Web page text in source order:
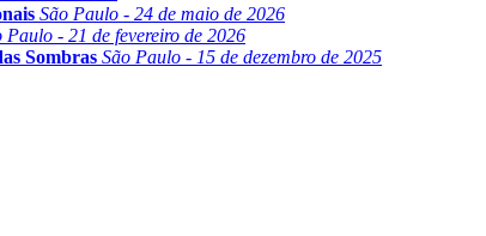
São Paulo - 24 de maio de 2026
Paulo - 21 de fevereiro de 2026
Sombras São Paulo - 15 de dezembro de 2025